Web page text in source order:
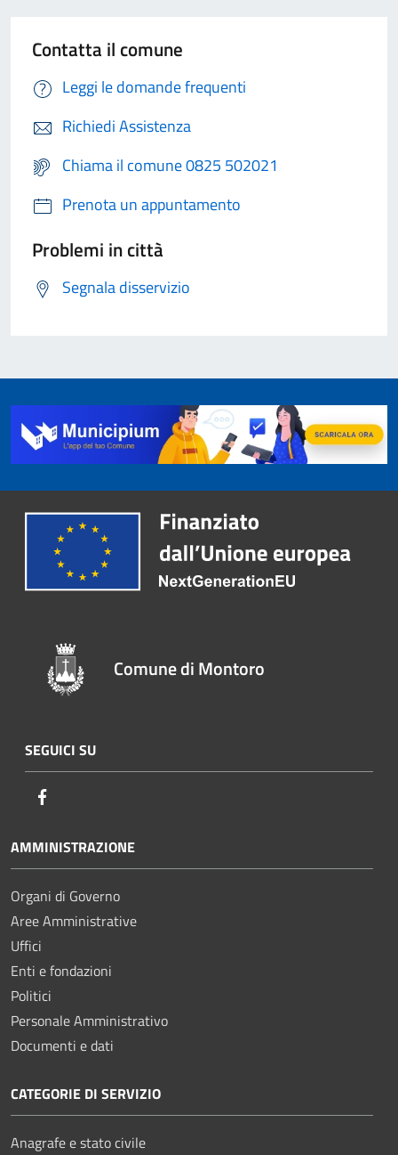
Contatta il comune
Leggi le domande frequenti
Richiedi Assistenza
Chiama il comune 0825 502021
Prenota un appuntamento
Problemi in città
Segnala disservizio
Comune di Montoro
SEGUICI SU
AMMINISTRAZIONE
Organi di Governo
Aree Amministrative
Uffici
Enti e fondazioni
Politici
Personale Amministrativo
Documenti e dati
CATEGORIE DI SERVIZIO
Anagrafe e stato civile